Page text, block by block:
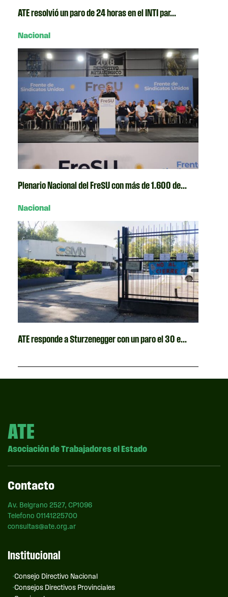
ATE resolvió un paro de 24 horas en el INTI par...
Nacional
Plenario Nacional del FreSU con más de 1.600 de...
Nacional
ATE responde a Sturzenegger con un paro el 30 e...
ATE
Asociación de Trabajadores el Estado
Contacto
Av. Belgrano 2527, CP1096
Telefono 01141225700
consultas@ate.org.ar
Institucional
Consejo Directivo Nacional
Consejos Directivos Provinciales